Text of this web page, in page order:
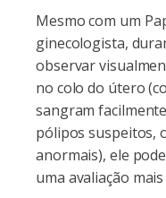
Mesmo com um
ginecologista,
observar
no colo do útero
sangram
pólipos suspeitos,
anormais), ele
uma avaliação